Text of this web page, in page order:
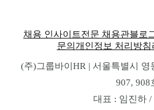
채용 인사이트전문 채용관블로
문의 개인정보 처리방침
(주)그룹바이HR | 서울특별시 영
907, 908
대표 : 임진하 /